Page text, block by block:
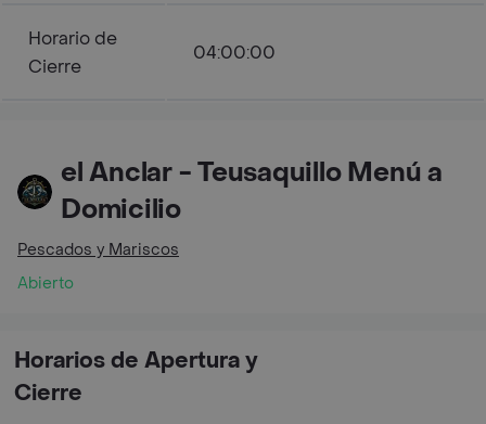
Horario de
Cierre
04:00:00
el Anclar - Teusaquillo Menú a
Domicilio
Pescados y Mariscos
Abierto
Horarios de Apertura y
Cierre